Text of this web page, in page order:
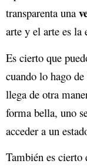
transparenta una
arte y el arte es la
Es cierto que
cuando lo hago
llega de otra
forma bella, uno
acceder a un
También es cierto